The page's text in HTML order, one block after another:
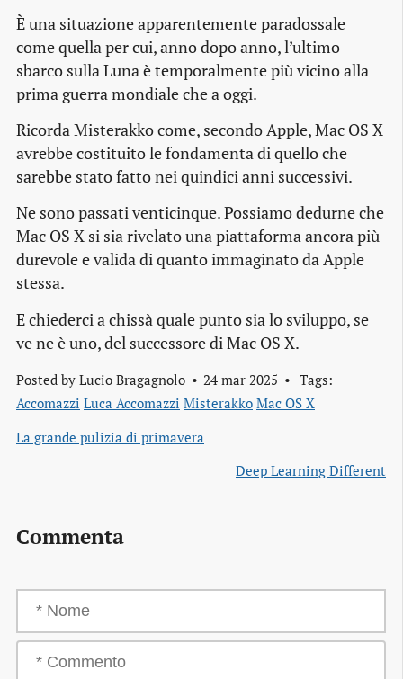
È una situazione apparentemente paradossale
come quella per cui, anno dopo anno, l’ultimo
sbarco sulla Luna è temporalmente più vicino alla
prima guerra mondiale che a oggi.
Ricorda Misterakko come, secondo Apple, Mac OS X
avrebbe costituito le fondamenta di quello che
sarebbe stato fatto nei quindici anni successivi.
Ne sono passati venticinque. Possiamo dedurne che
Mac OS X si sia rivelato una piattaforma ancora più
durevole e valida di quanto immaginato da Apple
stessa.
E chiederci a chissà quale punto sia lo sviluppo, se
ve ne è uno, del successore di Mac OS X.
Posted by Lucio Bragagnolo 24 mar 2025
Tags:
Accomazzi Luca Accomazzi Misterakko Mac OS X
La grande pulizia di primavera
Deep Learning Different
Commenta